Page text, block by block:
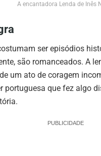
A encantadora Lenda de Inês
ser episódios
são romanceados. A
um ato de coragem
portuguesa que fez algo
PUBLICIDADE